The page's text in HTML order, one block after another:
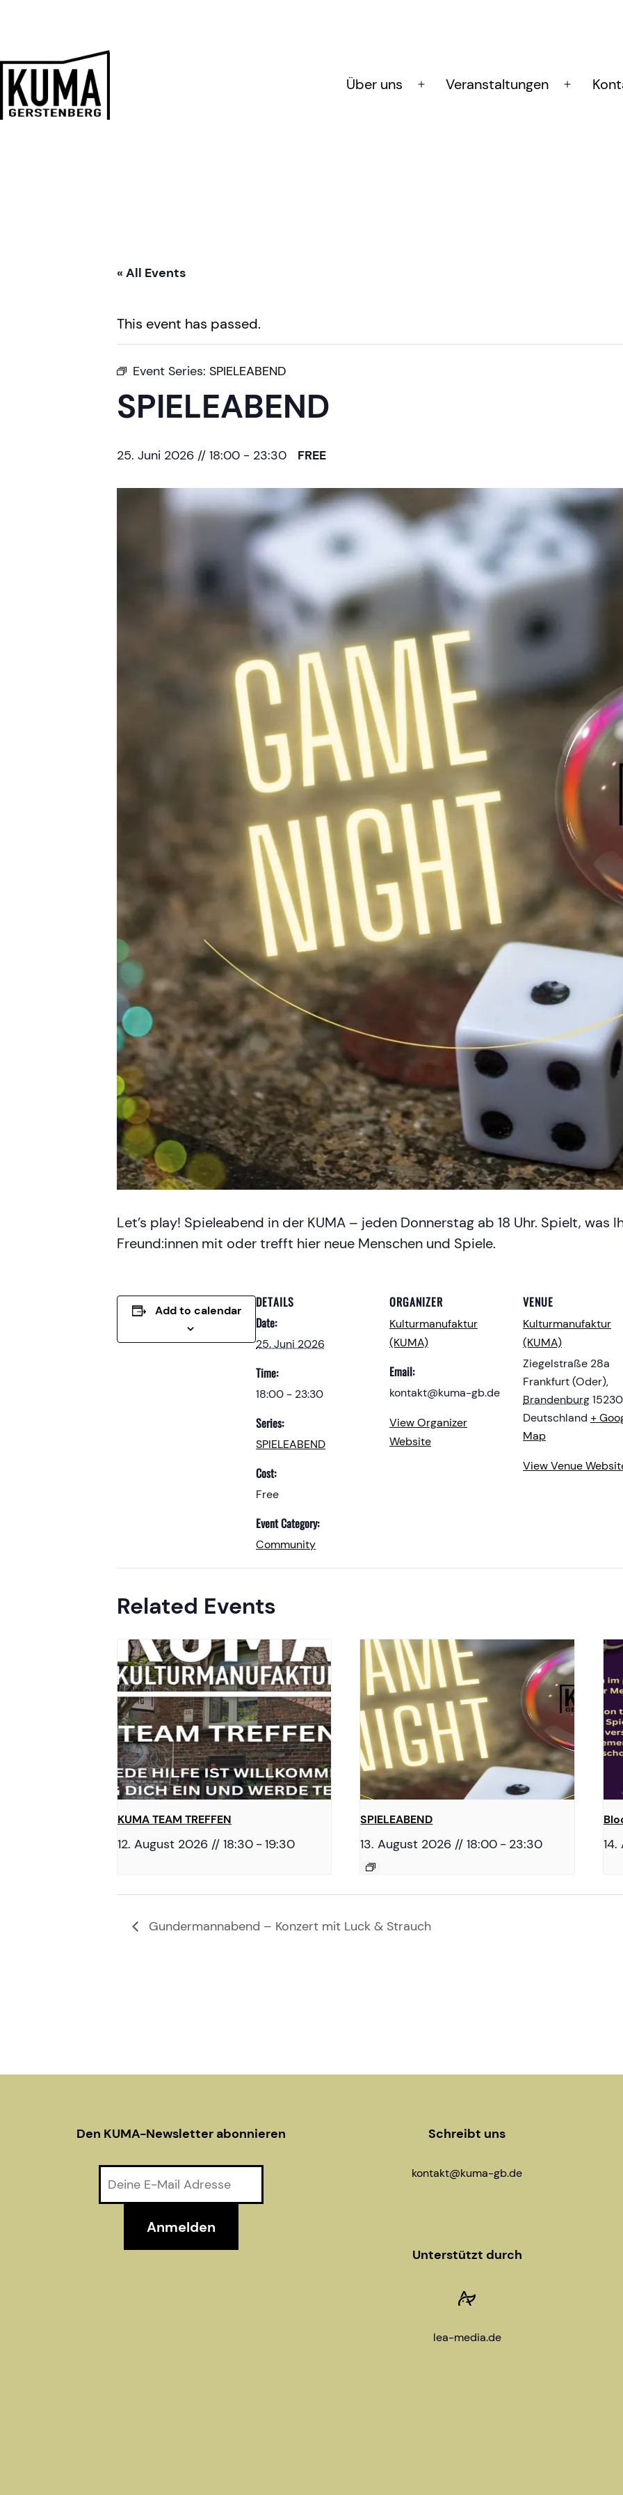
springen
Über uns
Menü
Veranstaltungen
Menü
« All Events
This event has passed.
Event Series: SPIELEABEND
SPIELEABEND
25. Juni 2026 // 18:00 - 23:30 FREE
Let’s play! Spieleabend in der KUMA – jeden Donnerstag ab 18 Uhr. Spielt, was
Freund:innen mit oder trefft hier neue Menschen und Spiele.
Add to calendar
DETAILS
Date:
25. Juni 2026
Time:
18:00 - 23:30
Series:
SPIELEABEND
Cost:
Free
Event Category:
Community
ORGANIZER
Kulturmanufaktur
(KUMA)
Email:
kontakt@kuma-gb.de
View Organizer
Website
VENUE
Kulturmanufaktur
(KUMA)
Ziegelstraße 28a
Frankfurt (Oder),
Brandenburg15230
Deutschland +
Map
View Venue
Related Events
KUMA TEAM TREFFEN
12. August 2026 // 18:30 -19:30
SPIELEABEND
13. August 2026 // 18:00 - 23:30
Gundermannabend – Konzert mit Luck & Strauch
Den KUMA-Newsletter abonnieren Schreibt uns
kontakt@kuma-gb.de
Unterstützt durch
lea-media.de